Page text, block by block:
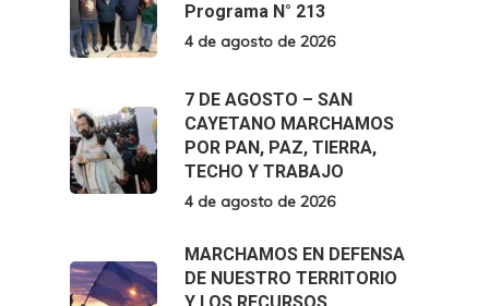
Programa N° 213
4 de agosto de 2026
7 DE AGOSTO – SAN
CAYETANO MARCHAMOS
POR PAN, PAZ, TIERRA,
TECHO Y TRABAJO
4 de agosto de 2026
MARCHAMOS EN DEFENSA
DE NUESTRO TERRITORIO